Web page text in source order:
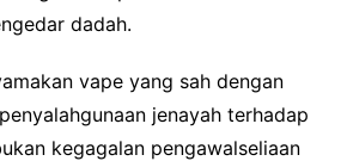
dadah.
vape yang sah dengan
jenayah terhadap
kegagalan pengawalseliaan